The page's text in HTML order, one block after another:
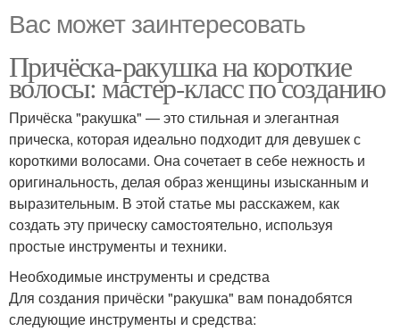
Вас может заинтересовать
Причёска-ракушка на короткие
волосы: мастер-класс по созданию
Причёска "ракушка" — это стильная и элегантная
прическа, которая идеально подходит для девушек с
короткими волосами. Она сочетает в себе нежность и
оригинальность, делая образ женщины изысканным и
выразительным. В этой статье мы расскажем, как
создать эту прическу самостоятельно, используя
простые инструменты и техники.
Необходимые инструменты и средства
Для создания причёски "ракушка" вам понадобятся
следующие инструменты и средства: